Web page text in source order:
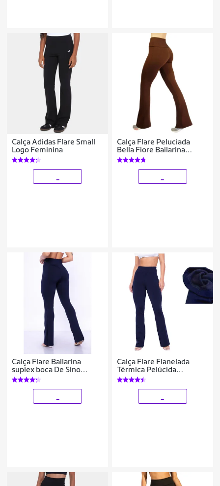
Calça Adidas Flare Small
Logo Feminina
Calça Flare Peluciada
Bella Fiore Bailarina
Legging Cintura Alta
Feminino
Calça Flare Bailarina
suplex boca De Sino
cintura Alta WOLFOX
Calça Flare Flanelada
Térmica Pelúcida
Quentinha Inverno